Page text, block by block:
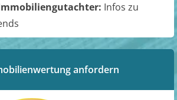
Infos zu
anfordern